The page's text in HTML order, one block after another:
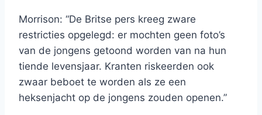
Morrison: “De Britse pers kreeg zware
restricties opgelegd: er mochten geen foto’s
van de jongens getoond worden van na hun
tiende levensjaar. Kranten riskeerden ook
zwaar beboet te worden als ze een
heksenjacht op de jongens zouden openen.”